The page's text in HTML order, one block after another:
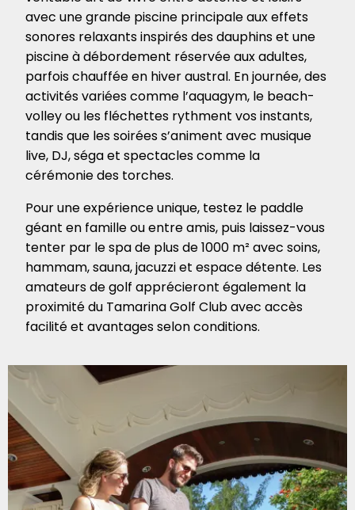
avec une grande piscine principale aux effets
sonores relaxants inspirés des dauphins et une
piscine à débordement réservée aux adultes,
parfois chauffée en hiver austral. En journée, des
activités variées comme l’aquagym, le beach-
volley ou les fléchettes rythment vos instants,
tandis que les soirées s’animent avec musique
live, DJ, séga et spectacles comme la
cérémonie des torches.
Pour une expérience unique, testez le paddle
géant en famille ou entre amis, puis laissez-vous
tenter par le spa de plus de 1000 m² avec soins,
hammam, sauna, jacuzzi et espace détente. Les
amateurs de golf apprécieront également la
proximité du Tamarina Golf Club avec accès
facilité et avantages selon conditions.